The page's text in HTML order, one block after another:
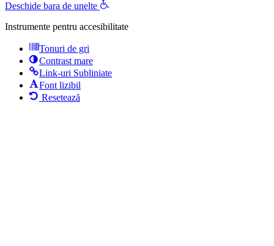
Deschide bara de unelte
Instrumente pentru accesibilitate
Tonuri de gri
Contrast mare
Link-uri Subliniate
Font lizibil
Resetează